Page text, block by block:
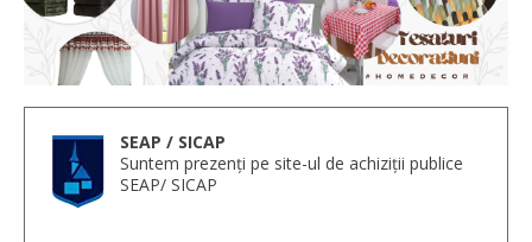
SEAP / SICAP
Suntem prezenți pe site-ul de achiziții publice
SEAP/ SICAP